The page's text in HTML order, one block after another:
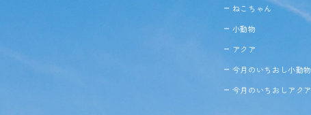
ねこちゃん
小動物
アクア
今月のいちおし小動物
今月のいちおしアクア